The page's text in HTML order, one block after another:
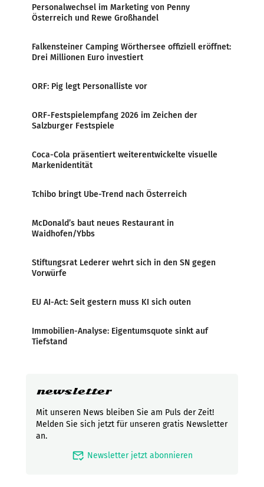
Personalwechsel im Marketing von Penny
Österreich und Rewe Großhandel
Falkensteiner Camping Wörthersee offiziell eröffnet:
Drei Millionen Euro investiert
ORF: Pig legt Personalliste vor
ORF-Festspielempfang 2026 im Zeichen der
Salzburger Festspiele
Coca-Cola präsentiert weiterentwickelte visuelle
Markenidentität
Tchibo bringt Ube-Trend nach Österreich
McDonald’s baut neues Restaurant in
Waidhofen/Ybbs
Stiftungsrat Lederer wehrt sich in den SN gegen
Vorwürfe
EU AI-Act: Seit gestern muss KI sich outen
Immobilien-Analyse: Eigentumsquote sinkt auf
Tiefstand
newsletter
Mit unseren News bleiben Sie am Puls der Zeit!
Melden Sie sich jetzt für unseren gratis Newsletter
an.
mark_email_read Newsletter jetzt abonnieren